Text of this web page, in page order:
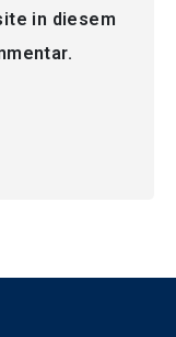
in diesem